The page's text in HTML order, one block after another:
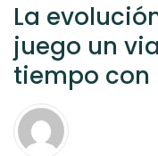
La
juego un
tiempo con